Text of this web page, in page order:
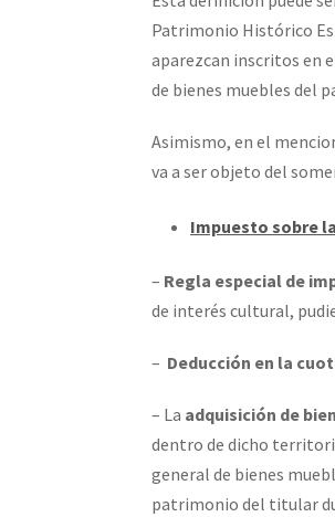
Patrimonio Histórico
aparezcan inscritos en
de bienes muebles del
Asimismo, en el
va a ser objeto del
Impuesto sobre
– Regla especial de
de interés cultural,
– Deducción en la
– La adquisición de
dentro de dicho
general de bienes
patrimonio del titular